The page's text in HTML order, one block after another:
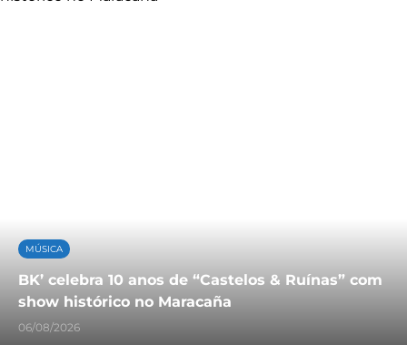
MÚSICA
BK’ celebra 10 anos de “Castelos & Ruínas” com
show histórico no Maracaña
06/08/2026